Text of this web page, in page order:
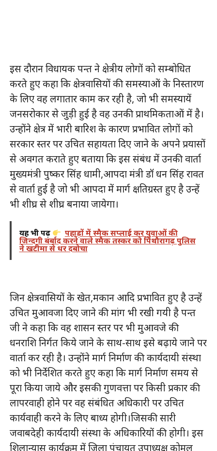
इस दौरान विधायक पन्त ने क्षेत्रीय लोगों को सम्बोधित
करते हुए कहा कि क्षेत्रवासियों की समस्याओं के निस्तारण
के लिए वह लगातार काम कर रही है, जो भी समस्यायें
जनसरोकार से जुड़ी हुई है वह उनकी प्राथमिकताओं में है।
उन्होंने क्षेत्र में भारी बारिश के कारण प्रभावित लोगों को
सरकार स्तर पर उचित सहायता दिए जाने के अपने प्रयासों
से अवगत कराते हुए बताया कि इस संबंध में उनकी वार्ता
मुख्यमंत्री पुष्कर सिंह धामी,आपदा मंत्री डॉ धन सिंह रावत
से वार्ता हुई है जो भी आपदा में मार्ग क्षतिग्रस्त हुए है उन्हें
भी शीघ्र से शीघ्र बनाया जायेगा।
यह भी पढ़ें पहाड़ों में स्मैक सप्लाई कर युवाओं की
जिन्दगी बर्बाद करने वाले स्मैक तस्कर को पिथौरागढ़ पुलिस
ने खटीमा से धर दबोचा
जिन क्षेत्रवासियों के खेत,मकान आदि प्रभावित हुए है उन्हें
उचित मुआवजा दिए जाने की मांग भी रखी गयी है पन्त
जी ने कहा कि वह शासन स्तर पर भी मुआवजे की
धनराशि निर्गत किये जाने के साथ-साथ इसे बढ़ाये जाने पर
वार्ता कर रही है। उन्होंने मार्ग निर्माण की कार्यदायी संस्था
को भी निर्देशित करते हुए कहा कि मार्ग निर्माण समय से
पूरा किया जाये और इसकी गुणवत्ता पर किसी प्रकार की
लापरवाही होने पर वह संबंधित अधिकारी पर उचित
कार्यवाही करने के लिए बाध्य होगी।जिसकी सारी
जवाबदेही कार्यदायी संस्था के अधिकारियों की होगी। इस
शिलान्यास कार्यक्रम में जिला पंचायत उपाध्यक्ष कोमल